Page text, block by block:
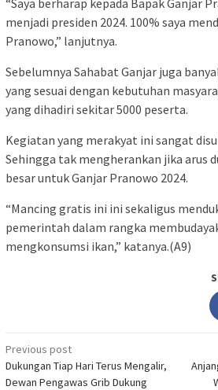
menjadi presiden 2024. 100% saya
Pranowo,” lanjutnya.
Sebelumnya Sahabat Ganjar juga
yang sesuai dengan kebutuhan
yang dihadiri sekitar 5000 peserta.
Kegiatan yang merakyat ini sangat
Sehingga tak mengherankan jika arus
besar untuk Ganjar Pranowo 2024.
“Mancing gratis ini ini sekaligus
pemerintah dalam rangka
mengkonsumsi ikan,” katanya.(A9)
Post
navigation
Previous post
Dukungan Tiap Hari Terus Mengalir,
Dewan Pengawas Grib Dukung